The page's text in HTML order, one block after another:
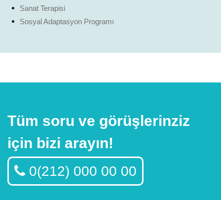
Sanat Terapisi
Sosyal Adaptasyon Programı
Tüm soru ve görüşlerinziz
için bizi arayın!
0(212) 000 00 00